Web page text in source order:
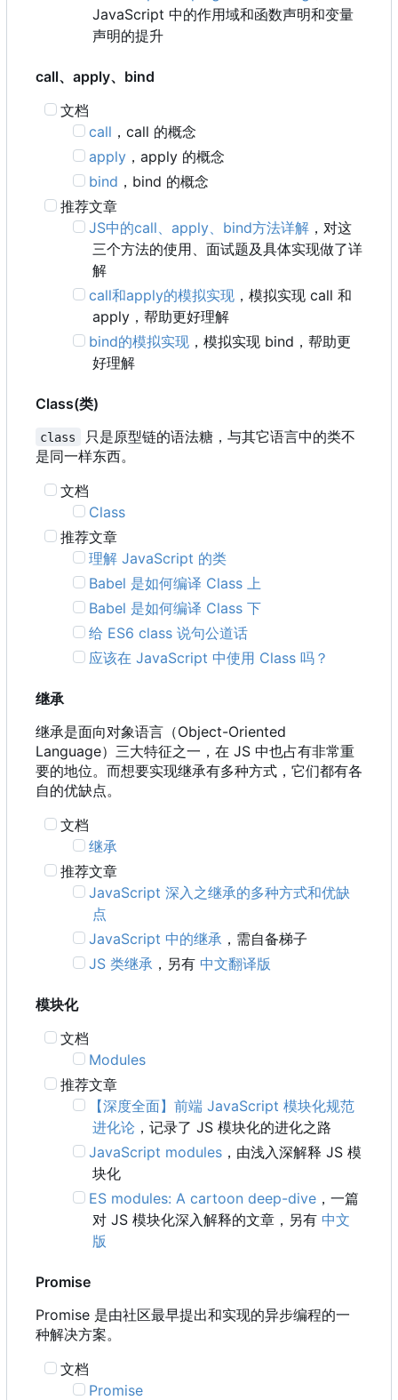
JavaScript 中的作用域和函数声明和变量
声明的提升
call、apply、bind
文档
call ，call 的概念
apply ，apply 的概念
bind ， bind 的概念
推荐文章
JS中的call、apply、bind方法详解 ，对这
三个方法的使用、面试题及具体实现做了详
解
call和apply的模拟实现 ，模拟实现 call 和
apply ， 帮助更好理解
bind的模拟实现 ，模拟实现 bind ，帮助更
好理解
Class(类)
class
只是原型链的语法糖，与其它语言中的类不
是同一样东西。
文档
Class
推荐文章
理解 JavaScript 的类
Babel 是如何编译 Class 上
Babel 是如何编译 Class 下
给 ES6 class 说句公道话
应该在 JavaScript 中使用 Class 吗？
继承
继承是面向对象语言 （Object-Oriented
Language） 三大特征之一 ， 在 JS 中也占有非常重
要的地位。而想要实现继承有多种方式，它们都有各
自的优缺点。
文档
继承
推荐文章
JavaScript 深入之继承的多种方式和优缺
点
JavaScript 中的继承 ，需自备梯子
JS 类继承 ，另有 中文翻译版
模块化
文档
Modules
推荐文章
【深度全面】前端 JavaScript 模块化规范
进化论 ，记录了 JS 模块化的进化之路
JavaScript modules ，由浅入深解释 JS 模
块化
ES modules: A cartoon deep-dive ，一篇
对 JS 模块化深入解释的文章，另有 中文
版
Promise
Promise 是由社区最早提出和实现的异步编程的一
种解决方案。
文档
Promise